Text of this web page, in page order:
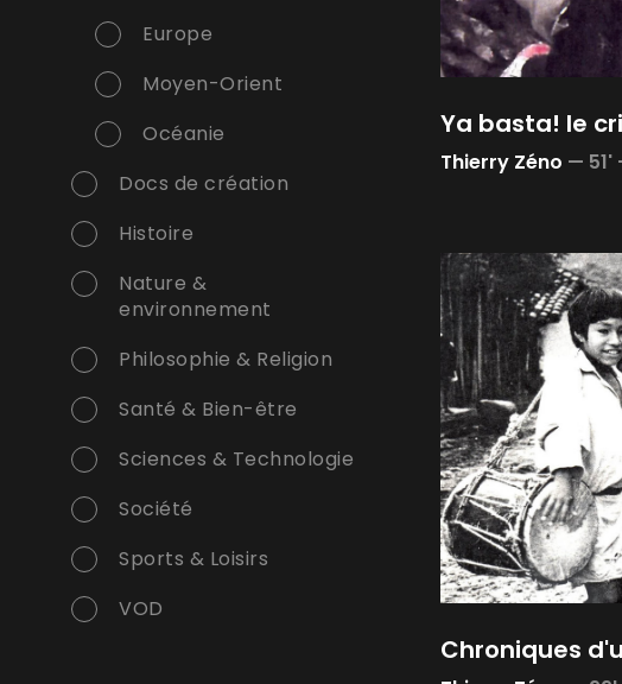
Europe
Moyen-Orient
Océanie
Docs de création
Histoire
Nature &
environnement
Philosophie & Religion
Santé & Bien-être
Sciences & Technologie
Société
Sports & Loisirs
VOD
Ya basta! le
Thierry Zéno — 51'
Chroniques